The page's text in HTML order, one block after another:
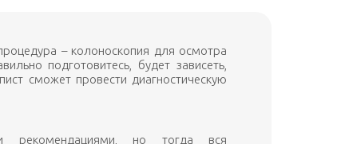
– колоноскопия для осмотра
подготовитесь, будет зависеть,
сможет провести диагностическую
рекомендациями, но тогда вся